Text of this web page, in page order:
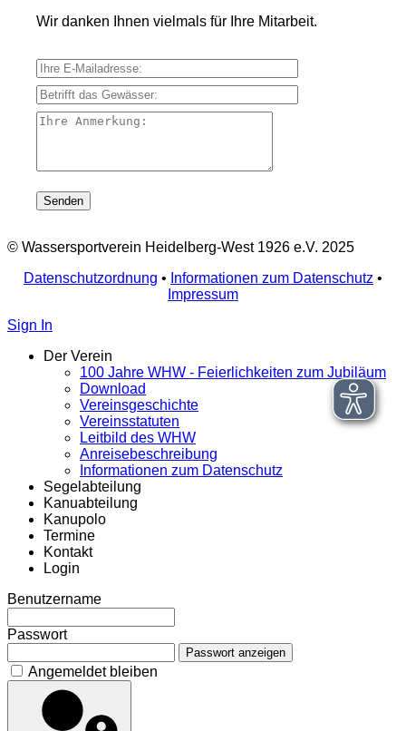
Wir danken Ihnen vielmals für Ihre Mitarbeit.
Ihre E-Mailadresse:
Betrifft das Gewässer:
Ihre Anmerkung:
© Wassersportverein Heidelberg-West 1926 e.V. 2025
Datenschutzordnung • Informationen zum Datenschutz •
Impressum
Sign In
Der Verein
100 Jahre WHW - Feierlichkeiten zum Jubiläum
Download
Vereinsgeschichte
Vereinsstatuten
Leitbild des WHW
Anreisebeschreibung
Informationen zum Datenschutz
Segelabteilung
Kanuabteilung
Kanupolo
Termine
Kontakt
Login
Benutzername
Passwort
Passwort anzeigen
Angemeldet bleiben